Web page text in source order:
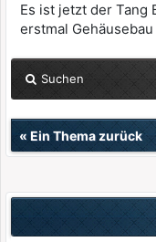
Es ist jetzt der Tang
erstmal Gehäusebau
Suchen
« Ein Thema zurück